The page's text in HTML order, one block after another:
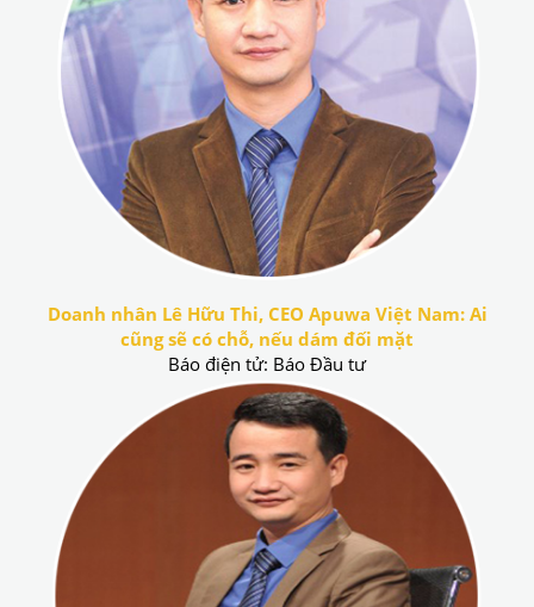
Doanh nhân Lê Hữu Thi, CEO Apuwa Việt Nam: Ai
cũng sẽ có chỗ, nếu dám đối mặt
Báo điện tử: Báo Đầu tư